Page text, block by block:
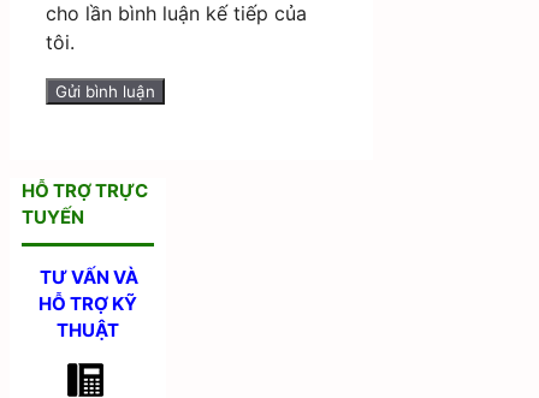
cho lần bình luận kế tiếp của
tôi.
HỖ TRỢ TRỰC
TUYẾN
TƯ VẤN VÀ
HỖ TRỢ KỸ
THUẬT